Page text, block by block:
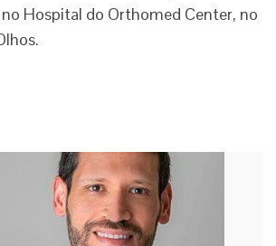
Hospital do Orthomed Center, no